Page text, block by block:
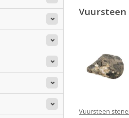
Vuursteen
Vuursteen